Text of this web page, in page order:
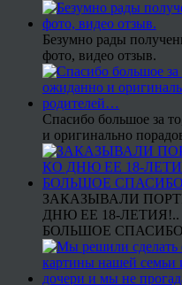
Безумно рады
фото, видео отзыв.
Спасибо большое за
и оригинально
ЗАКАЗЫВАЛИ
ДНЮ ЕЕ 18-
БОЛЬШОЕ